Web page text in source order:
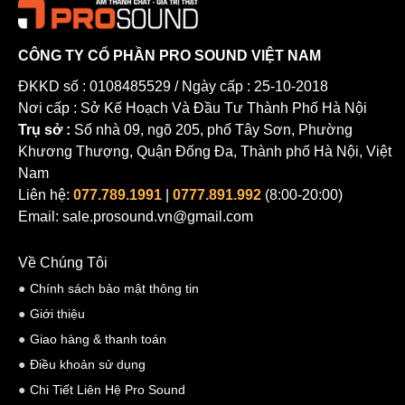
Những linh kiện cao cấp tích hợp trong loa kiểm âm Nexo
P10 (Monitor)
tạo âm thanh chính xác và không biến dạng. Điều này đảm bảo
rằng người dùng nhận được âm thanh tốt nhất trong mọi ứng dụng.
Loa Nexo P10 sử dụng nam châm loa Neodymium, một loại nam
châm mạnh và nhẹ, để tạo lực đẩy âm. Điều này giúp cải thiện hiệu
suất và hiệu quả năng lượng của loa, đồng thời giảm trọng lượng
tổng thể của sản phẩm.
Bộ phân tần tín hiệu của Nexo P10 là một linh kiện quan trọng
trong việc phân phối tín hiệu âm thanh đến các màng loa con. Nó
được thiết kế để đảm bảo rằng âm thanh được chia đều và chính
xác, tối ưu hóa hiệu suất của từng màng loa.
CÔNG TY CỔ PHẦN PRO SOUND VIỆT NAM
ĐKKD số : 0108485529 / Ngày cấp : 25-10-2018
Nơi cấp : Sở Kế Hoạch Và Đầu Tư Thành Phố Hà Nội
Trụ sở : Số nhà 09, ngõ 205, phố Tây Sơn, Phường
Khương Thượng, Quận Đống Đa, Thành phố Hà Nội, Việt
Nam
Liên hệ: 077.789.1991 0777.891.992 (8:00-20:00)
Email: sale.prosound.vn@gmail.com
Về Chúng Tôi
Chính sách bảo mật thông tin
Giới thiệu
Giao hàng & thanh toán
Điều khoản sử dụng
Chi Tiết Liên Hệ Pro Sound